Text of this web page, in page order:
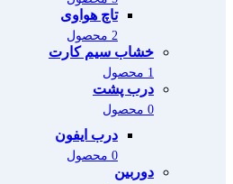
تاچ هواوی
2 محصول
خشاب سیم کارت
1 محصول
درب پشت
0 محصول
درب ایفون
0 محصول
دوربین